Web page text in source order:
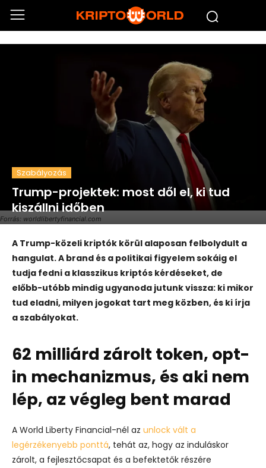
Forrás: worldlibertyfinancial.com
Szabályozás
Trump-projektek: most dől el, ki tud
kiszállni időben
A Trump-közeli kriptók körül alaposan felbolydult a
hangulat. A brand és a politikai figyelem sokáig el
tudja fedni a klasszikus kriptós kérdéseket, de
előbb-utóbb mindig ugyanoda jutunk vissza: ki mikor
tud eladni, milyen jogokat tart meg közben, és ki írja
a szabályokat.
62 milliárd zárolt token, opt-
in mechanizmus, és aki nem
lép, az végleg bent marad
A World Liberty Financial-nél az unlock vált a
legérzékenyebb ponttá, tehát az, hogy az induláskor
zárolt, a fejlesztőcsapat és a befektetők részére